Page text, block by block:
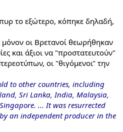
το εξώτερο, κόπηκε δηλαδή,
οι Βρετανοί θεωρήθηκαν
και άξιοι να "προστατευτούν"
οι "θιγόμενοι" την
to other countries, including
, Sri Lanka,India, Malaysia,
Singapore. ... It was resurrected
an independent producer in the